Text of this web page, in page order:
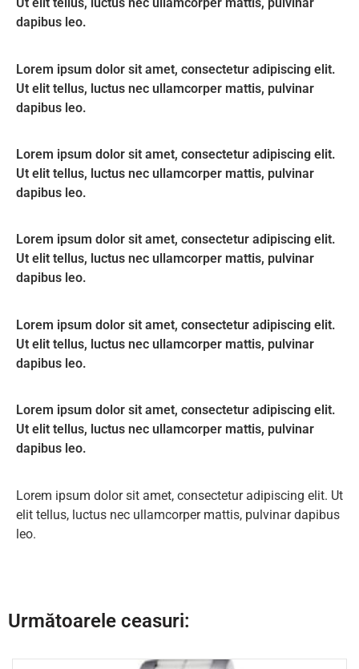
dapibus leo.
Lorem ipsum dolor sit amet, consectetur adipiscing elit.
Ut elit tellus, luctus nec ullamcorper mattis, pulvinar
dapibus leo.
Lorem ipsum dolor sit amet, consectetur adipiscing elit.
Ut elit tellus, luctus nec ullamcorper mattis, pulvinar
dapibus leo.
Lorem ipsum dolor sit amet, consectetur adipiscing elit.
Ut elit tellus, luctus nec ullamcorper mattis, pulvinar
dapibus leo.
Lorem ipsum dolor sit amet, consectetur adipiscing elit.
Ut elit tellus, luctus nec ullamcorper mattis, pulvinar
dapibus leo.
Lorem ipsum dolor sit amet, consectetur adipiscing elit.
Ut elit tellus, luctus nec ullamcorper mattis, pulvinar
dapibus leo.
Lorem ipsum dolor sit amet, consectetur adipiscing elit. Ut
elit tellus, luctus nec ullamcorper mattis, pulvinar dapibus
leo.
Următoarele ceasuri: